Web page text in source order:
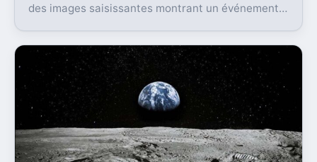
des images saisissantes montrant un événement
complexe de fragmentation de ce corps céleste
fragile.